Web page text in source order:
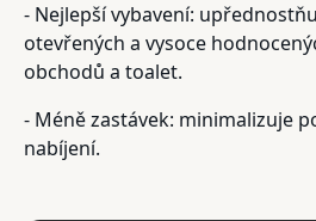
- Nejlepší vybavení:
otevřených a vysoce
obchodů a toalet.
- Méně zastávek: minimalizuje
nabíjení.